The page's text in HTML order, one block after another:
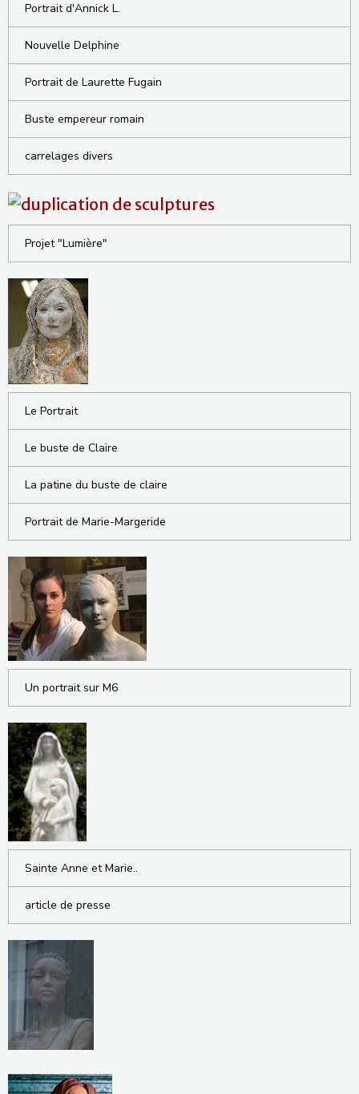
Portrait d'Annick L.
Nouvelle Delphine
Portrait de Laurette Fugain
Buste empereur romain
carrelages divers
Projet "Lumière"
Le Portrait
Le buste de Claire
La patine du buste de claire
Portrait de Marie-Margeride
Un portrait sur M6
Sainte Anne et Marie..
article de presse